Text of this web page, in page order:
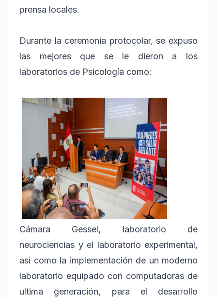
prensa locales.
Durante la ceremonia protocolar, se expuso
las mejores que se le dieron a los
laboratorios de Psicología como:
Cámara Gessel, laboratorio de
neurociencias y el laboratorio experimental,
así como la implementación de un moderno
laboratorio equipado con computadoras de
ultima generación, para el desarrollo